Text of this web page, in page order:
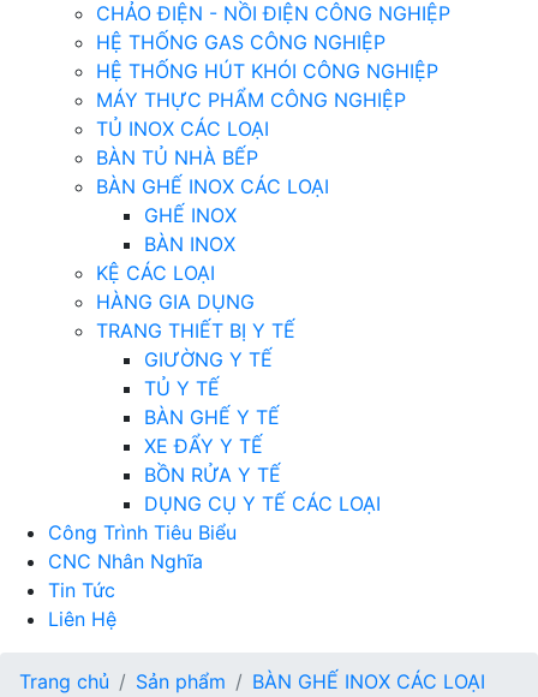
CHẢO ĐIỆN - NỒI ĐIỆN CÔNG NGHIỆP
HỆ THỐNG GAS CÔNG NGHIỆP
HỆ THỐNG HÚT KHÓI CÔNG NGHIỆP
MÁY THỰC PHẨM CÔNG NGHIỆP
TỦ INOX CÁC LOẠI
BÀN TỦ NHÀ BẾP
BÀN GHẾ INOX CÁC LOẠI
GHẾ INOX
BÀN INOX
KỆ CÁC LOẠI
HÀNG GIA DỤNG
TRANG THIẾT BỊ Y TẾ
GIƯỜNG Y TẾ
TỦ Y TẾ
BÀN GHẾ Y TẾ
XE ĐẨY Y TẾ
BỒN RỬA Y TẾ
DỤNG CỤ Y TẾ CÁC LOẠI
Công Trình Tiêu Biểu
CNC Nhân Nghĩa
Tin Tức
Liên Hệ
Trang chủ Sản phẩm
BÀN GHẾ INOX CÁC LOẠI